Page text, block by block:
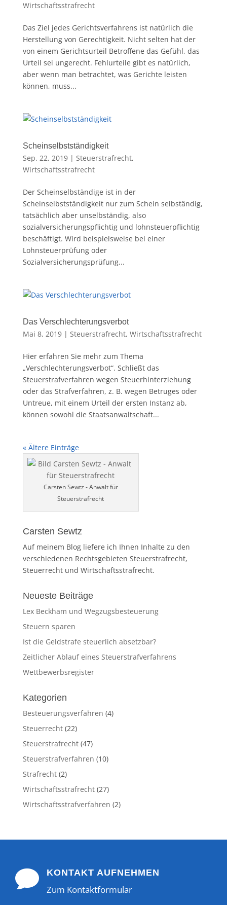
Wirtschaftsstrafrecht
Das Ziel jedes Gerichtsverfahrens ist natürlich die
Herstellung von Gerechtigkeit. Nicht selten hat der
von einem Gerichtsurteil Betroffene das Gefühl, das
Urteil sei ungerecht. Fehlurteile gibt es natürlich,
aber wenn man betrachtet, was Gerichte leisten
können, muss...
Scheinselbstständigkeit
Sep. 22, 2019| Steuerstrafrecht,
Wirtschaftsstrafrecht
Der Scheinselbständige ist in der
Scheinselbstständigkeit nur zum Schein selbständig,
tatsächlich aber unselbständig, also
sozialversicherungspflichtig und lohnsteuerpflichtig
beschäftigt. Wird beispielsweise bei einer
Lohnsteuerprüfung oder
Sozialversicherungsprüfung...
Das Verschlechterungsverbot
Mai 8, 2019| Steuerstrafrecht, Wirtschaftsstrafrecht
Hier erfahren Sie mehr zum Thema
„Verschlechterungsverbot“. Schließt das
Steuerstrafverfahren wegen Steuerhinterziehung
oder das Strafverfahren, z. B. wegen Betruges oder
Untreue, mit einem Urteil der ersten Instanz ab,
können sowohl die Staatsanwaltschaft...
« Ältere Einträge
Carsten Sewtz - Anwalt für
Steuerstrafrecht
Carsten Sewtz
Auf meinem Blog liefere ich Ihnen Inhalte zu den
verschiedenen Rechtsgebieten Steuerstrafrecht,
Steuerrecht und Wirtschaftsstrafrecht.
Neueste Beiträge
Lex Beckham und Wegzugsbesteuerung
Steuern sparen
Ist die Geldstrafe steuerlich absetzbar?
Zeitlicher Ablauf eines Steuerstrafverfahrens
Wettbewerbsregister
Kategorien
Besteuerungsverfahren (4)
Steuerrecht(22)
Steuerstrafrecht(47)
Steuerstrafverfahren (10)
Strafrecht(2)
Wirtschaftsstrafrecht(27)
Wirtschaftsstrafverfahren (2)
 KONTAKT AUFNEHMEN
Zum Kontaktformular